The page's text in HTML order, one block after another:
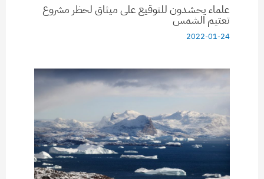
علماء يحشدون للتوقيع على ميثاق لحظر مشروع
تعتيم الشمس
2022-01-24